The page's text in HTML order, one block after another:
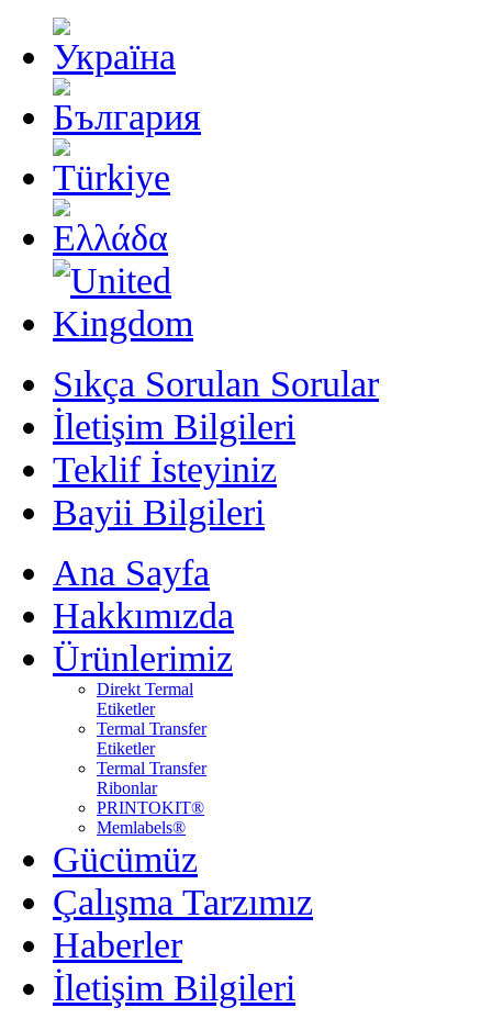
Sıkça Sorulan Sorular
İletişim Bilgileri
Teklif İsteyiniz
Bayii Bilgileri
Ana Sayfa
Hakkımızda
Ürünlerimiz
Direkt Termal
Etiketler
Termal Transfer
Etiketler
Termal Transfer
Ribonlar
PRINTOKIT®
Memlabels®
Gücümüz
Çalışma Tarzımız
Haberler
İletişim Bilgileri